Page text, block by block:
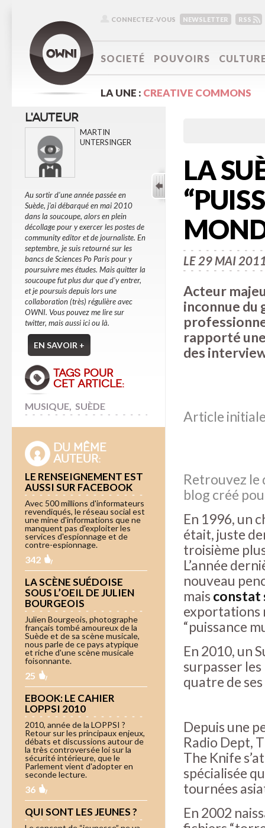
CONNECTEZ-VOUS NEWSLETTER RSS
SOCIETÉ POUVOIRS
LA UNE : CREATIVE COMMONS
LA
LE 29 MAI
Acteur
inconnue du
rapporté
des
Article
Retrouvez le
blog créé
En 1996, un
était, juste
troisième
L’année
nouveau
mais constat
exportations
“puissance
En 2010, un
surpasser
quatre de
Depuis une
Radio Dept,
The Knife
spécialisée
tournées
En 2002
L'AUTEUR
MARTIN
UNTERSINGER
Au sortir d'une année passée en
Suède, j'ai débarqué en mai 2010
dans la soucoupe, alors en plein
décollage pour y exercer les postes de
community editor et de journaliste. En
septembre, je suis retourné sur les
bancs de Sciences Po Paris pour y
poursuivre mes études. Mais quitter la
soucoupe fut plus dur que d’y entrer,
et je poursuis depuis lors une
collaboration (très) régulière avec
OWNI. Vous pouvez me lire sur
twitter, mais aussi ici ou là.
EN SAVOIR +
TAGS POUR
CET ARTICLE:
MUSIQUE SUÈDE
DU MÊME
AUTEUR:
LE RENSEIGNEMENT EST
AUSSI SUR FACEBOOK
Avec 500 millions d'informateurs
revendiqués, le réseau social est
une mine d'informations que ne
manquent pas d'exploiter les
services d'espionnage et de
contre-espionnage.
342
LA SCÈNE SUÉDOISE
SOUS L’OEIL DE JULIEN
BOURGEOIS
Julien Bourgeois, photographe
français tombé amoureux de la
Suède et de sa scène musicale,
nous parle de ce pays atypique
et riche d'une scène musicale
foisonnante.
25
EBOOK: LE CAHIER
LOPPSI 2010
2010, année de la LOPPSI ?
Retour sur les principaux enjeux,
débats et discussions autour de
la très controversée loi sur la
sécurité intérieure, que le
Parlement vient d'adopter en
seconde lecture.
36
QUI SONT LES JEUNES ?